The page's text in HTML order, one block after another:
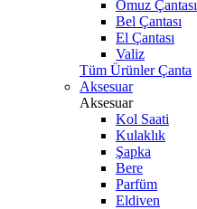
Omuz Çantası
Bel Çantası
El Çantası
Valiz
Tüm Ürünler Çanta
Aksesuar
Aksesuar
Kol Saati
Kulaklık
Şapka
Bere
Parfüm
Eldiven